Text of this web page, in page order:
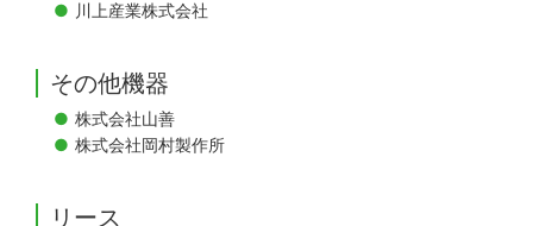
川上産業株式会社
その他機器
株式会社山善
株式会社岡村製作所
リース